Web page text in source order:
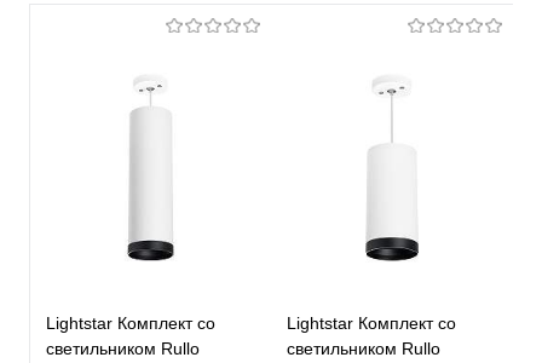
Lightstar Комплект со
светильником Rullo
Lightstar Комплект со
светильником Rullo